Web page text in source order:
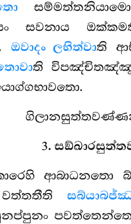
සවනාය
ඔවාදං ලභිත්වාති
ති
3.
ආබාධනතො
වත්තතීති